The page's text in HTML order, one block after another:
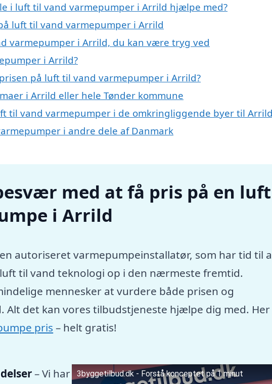
i luft til vand varmepumper i Arrild hjælpe med?
luft til vand varmepumper i Arrild
varmepumper i Arrild, du kan være tryg ved
i Arrild?
på luft til vand varmepumper i Arrild?
i Arrild eller hele Tønder kommune
til vand varmepumper i de omkringliggende byer til
i andre dele af Danmark
med at få pris på en luft
i Arrild
autoriseret varmepumpeinstallatør, som har tid til
til vand teknologi op i den nærmeste fremtid.
mennesker at vurdere både prisen og
det kan vores tilbudstjeneste hjælpe dig med. Her
pris – helt gratis!
– Vi har
3byggetilbud.dk - Forstå konceptet på 1 minut